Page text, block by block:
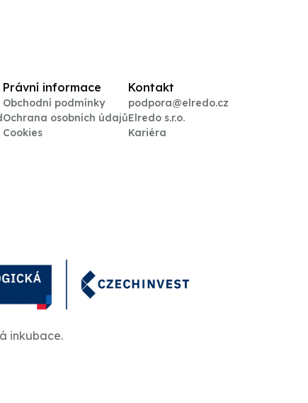
Právní informace
Obchodní podmínky
Ochrana osobních údajů
Cookies
Kontakt
podpora@elredo.cz
Elredo s.r.o.
Kariéra
inkubace.